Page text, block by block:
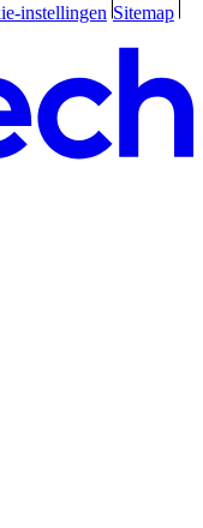
instellingen Sitemap